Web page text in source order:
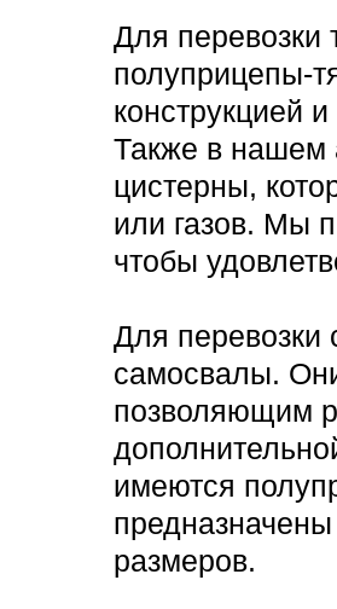
Для перевозки
полуприцепы-
конструкцией
Также в нашем
цистерны,
или газов. Мы
чтобы
Для перевозки
самосвалы.
позволяющим
имеются
размеров.